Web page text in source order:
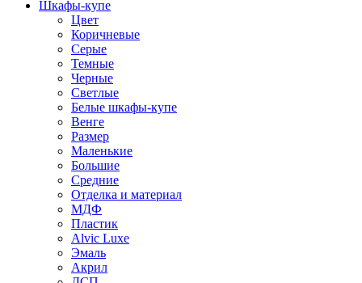
Шкафы-купе
Цвет
Коричневые
Серые
Темные
Черные
Светлые
Белые шкафы-купе
Венге
Размер
Маленькие
Большие
Средние
Отделка и материал
МДФ
Пластик
Alvic Luxe
Эмаль
Акрил